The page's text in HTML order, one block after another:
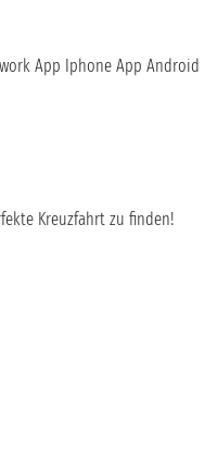
App Iphone App Android
Kreuzfahrt zu finden!